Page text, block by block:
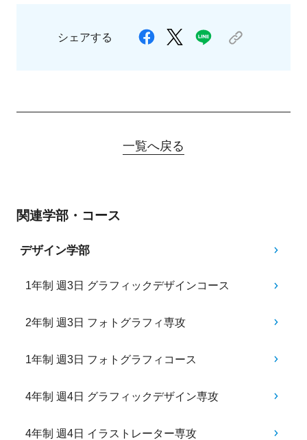
シェアする
一覧へ戻る
関連学部・コース
デザイン学部
1年制 週3日 グラフィックデザインコース
2年制 週3日 フォトグラフィ専攻
1年制 週3日 フォトグラフィコース
4年制 週4日 グラフィックデザイン専攻
4年制 週4日 イラストレーター専攻